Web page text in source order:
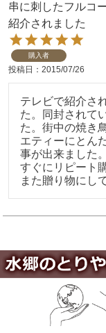
串に刺したフルコ
紹介されました
購入者
投稿日 2015/07/26
テレビで紹介さ
た。同封されて
た。街中の焼き
エティーにとん
事が出来ました。
すぐにリピート
また贈り物にし